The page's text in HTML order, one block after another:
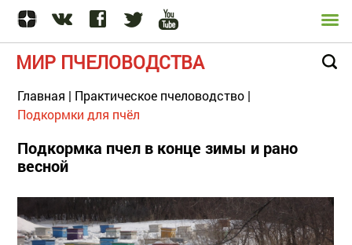
МИР ПЧЕЛОВОДСТВА
Главная | Практическое пчеловодство |
Подкормки для пчёл
Подкормка пчел в конце зимы и рано
весной